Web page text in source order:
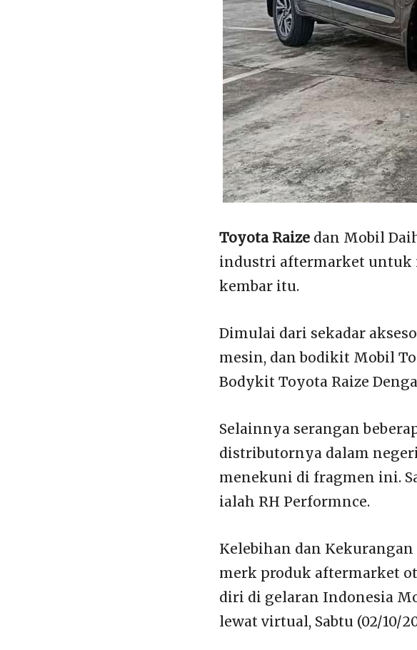
Toyota Raize dan Mobil
industri aftermarket untuk
kembar itu.
Dimulai dari sekadar
mesin, dan bodikit Mobil
Bodykit Toyota Raize
Selainnya serangan
distributornya dalam
menekuni di fragmen ini.
ialah RH Performnce.
Kelebihan dan
merk produk aftermarket
diri di gelaran Indonesia
lewat virtual, Sabtu (02/10/